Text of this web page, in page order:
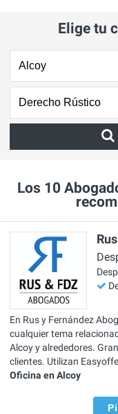
Elige tu
Los 10
En Rus y Fernández
cualquier tema
Alcoy y alrededores.
clientes. Utilizan
Oficina en Alcoy